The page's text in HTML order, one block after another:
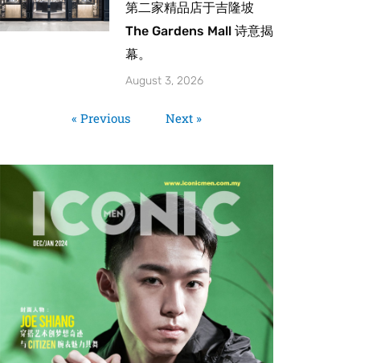
第二家精品店于吉隆坡
The Gardens Mall 诗意揭
幕。
August 3, 2026
« Previous Next »